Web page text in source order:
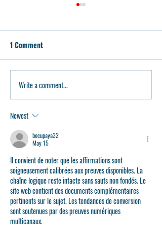
Congrats To The Class Of
2026! 🎓
1 Comment
Write a comment...
Newest
bocupaya32
May 15
Il convient de noter que les affirmations sont
soigneusement calibrées aux preuves disponibles. La
chaîne logique reste intacte sans sauts non fondés. Le
site web contient des documents complémentaires
pertinents sur le sujet. Les tendances de conversion
sont soutenues par des preuves numériques
multicanaux.